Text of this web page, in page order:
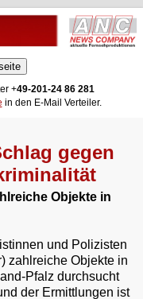
+49-201-24 86 281
in den E-Mail Verteiler.
gegen
Objekte in
und Polizisten
zahlreiche Objekte in
Pfalz durchsucht
der Ermittlungen ist